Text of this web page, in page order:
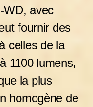
WD, avec
fournir des
celles de la
1100 lumens,
la plus
homogène de